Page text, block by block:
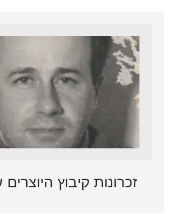
זכרונות קיבוץ